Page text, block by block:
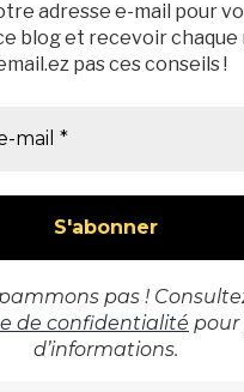
adresse e-mail pour
blog et recevoir chaque
pas ces conseils !
pas !
de confidentialité pour
d’informations.